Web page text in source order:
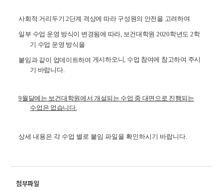
사회적 거리두기 2단계 격상에 따라 구성원의 안전을 고려하여
일부 수업 운영 방식이 변경됨에 따라, 보건대학원 2020학년도 2학
기 수업 운영 방식을
붙임과 같이 업데이트하여 게시하오니, 수업 참여에 참고하여 주시
기 바랍니다.
9월달에는 보건대학원에서 개설되는 수업 중 대면으로 진행되는
수업은 없습니다.
상세 내용은 각 수업 별로 붙임 파일을 확인하시기 바랍니다.